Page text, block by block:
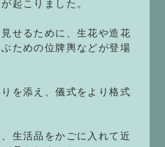
起こりました。
せるために、生花や造花
ための位牌輿などが登場
を添え、儀式をより格式
生活品をかごに入れて近